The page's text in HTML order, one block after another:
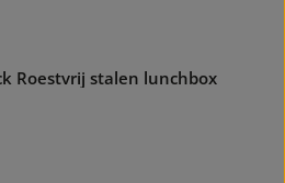
Roestvrij stalen lunchbox